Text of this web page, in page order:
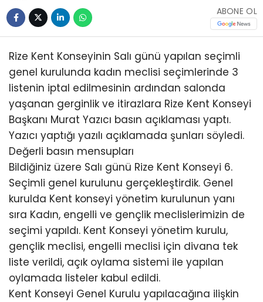
ABONE OL
Rize Kent Konseyinin Salı günü yapılan seçimli
genel kurulunda kadın meclisi seçimlerinde 3
listenin iptal edilmesinin ardından salonda
yaşanan gerginlik ve itirazlara Rize Kent Konseyi
Başkanı Murat Yazıcı basın açıklaması yaptı.
Yazıcı yaptığı yazılı açıklamada şunları söyledi.
Değerli basın mensupları
Bildiğiniz üzere Salı günü Rize Kent Konseyi 6.
Seçimli genel kurulunu gerçekleştirdik. Genel
kurulda Kent konseyi yönetim kurulunun yanı
sıra Kadın, engelli ve gençlik meclislerimizin de
seçimi yapıldı. Kent Konseyi yönetim kurulu,
gençlik meclisi, engelli meclisi için divana tek
liste verildi, açık oylama sistemi ile yapılan
oylamada listeler kabul edildi.
Kent Konseyi Genel Kurulu yapılacağına ilişkin